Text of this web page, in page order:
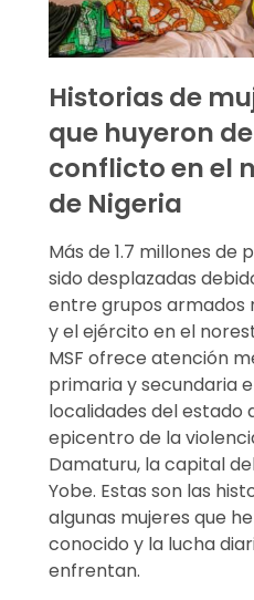
Historias de
que huyeron
conflicto en el
de Nigeria
Más de 1.7 millones de
sido desplazadas
entre grupos armados
y el ejército en el
MSF ofrece atención
primaria y secundaria
localidades del estado
epicentro de la
Damaturu, la capital
Yobe. Estas son las
algunas mujeres que
conocido y la lucha
enfrentan.